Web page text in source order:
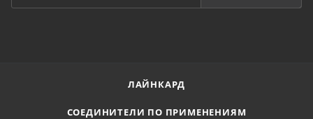
ЛАЙНКАРД
СОЕДИНИТЕЛИ ПО ПРИМЕНЕНИЯМ